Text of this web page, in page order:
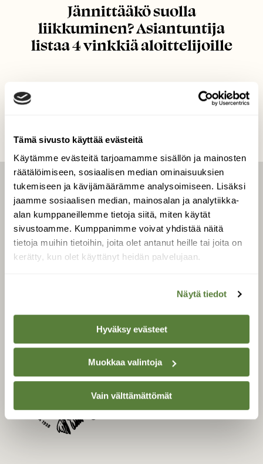
Tämä sivusto käyttää evästeitä
Käytämme evästeitä tarjoamamme sisällön ja mainosten
räätälöimiseen, sosiaalisen median ominaisuuksien
tukemiseen ja kävijämäärämme analysoimiseen. Lisäksi
jaamme sosiaalisen median, mainosalan ja analytiikka-
alan kumppaneillemme tietoja siitä, miten käytät
sivustoamme. Kumppanimme voivat yhdistää näitä
tietoja muihin tietoihin, joita olet antanut heille tai joita on
kerätty, kun olet käyttänyt heidän palvelujaan.
Näytä tiedot
Hyväksy evästeet
Muokkaa valintoja
Vain välttämättömät
Jännittääkö suolla
liikkuminen? Asiantuntija
listaa 4 vinkkiä aloittelijoille
LEHTI
Uusin lehti
Tilaa Suomen Luonto
Tilaa digilukuoikeus
Äänestä parasta juttua
SUOJELU­LIITTO
Suomen Luonto -lehden
kustantaja onSuomen
luonnonsuojelu­liitto